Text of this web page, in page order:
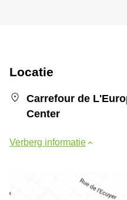
Locatie
Carrefour de
Center
Verberg informatie